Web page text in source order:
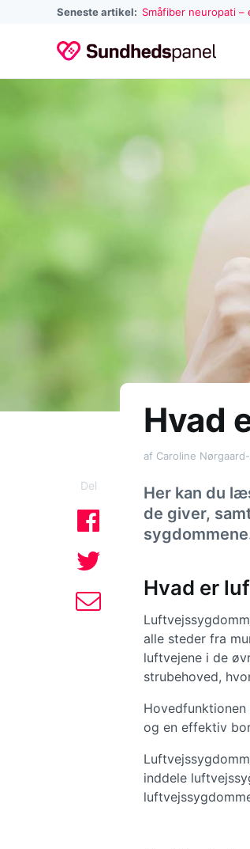
Seneste artikel: Småfiber neuropati
Del
Hvad
af Caroline
Her kan du
de giver,
Hvad er
alle steder fra
luftvejene i de
strubehoved,
og en effektiv
inddele